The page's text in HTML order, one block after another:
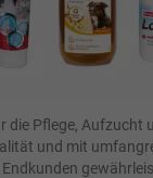
die Pflege, Aufzucht
und mit